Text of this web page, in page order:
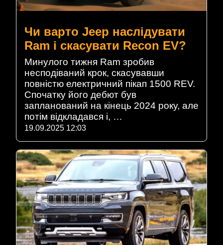
Чи варто Jeep наслідувати
Ram і скасувати Recon EV?
Минулого тижня Ram зробив
несподіваний крок, скасувавши
повністю електричний пікап 1500 REV.
Спочатку його дебют був
запланований на кінець 2024 року, але
потім відкладався і, …
19.09.2025 12:03